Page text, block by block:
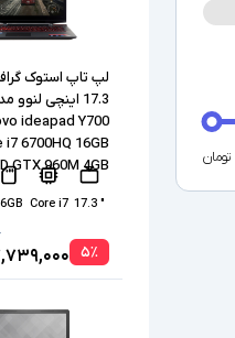
تومان
لپ تاپ استوک
17.3 اینچی لنوو
ideapad Y700
i7 6700HQ 16GB
GTX 960M 4GB
" 17.3
Core i7
۵٪